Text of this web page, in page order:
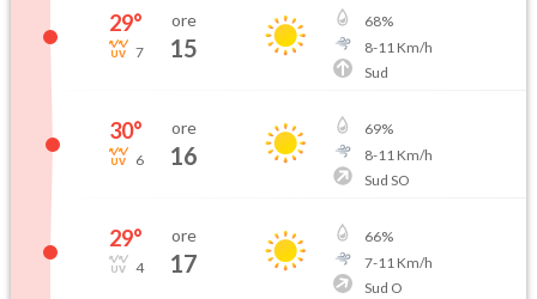
29°
7
ore
15
68%
8-11 Km/h
Sud
30°
6
ore
16
69%
8-11 Km/h
Sud SO
29°
4
ore
17
66%
7-11 Km/h
Sud O